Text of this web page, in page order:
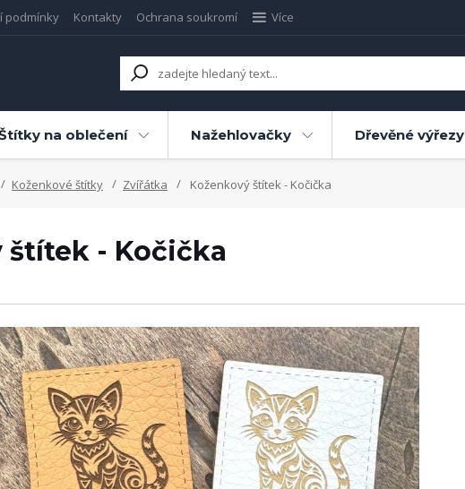
podmínky Kontakty Ochrana soukromí Více
na oblečení Nažehlovačky Dřevěné výřezy
Koženkové štítky Zvířátka Koženkový štítek - Kočička
štítek - Kočička